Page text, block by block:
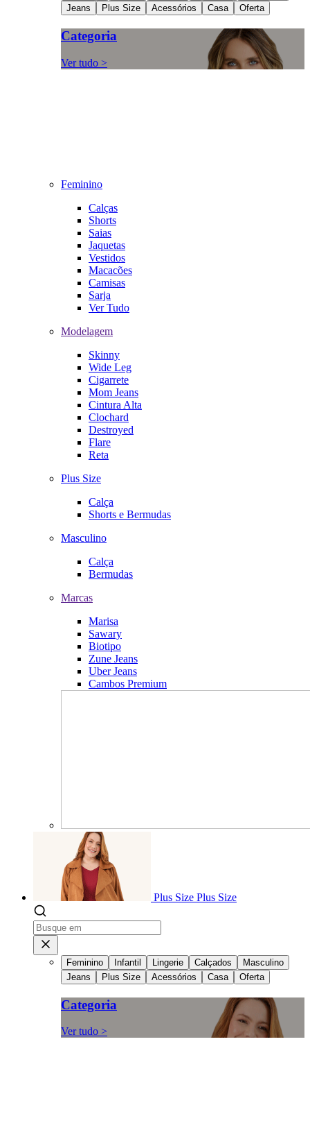
Jeans
Plus Size Acessórios Casa Oferta
Categoria
Ver tudo >
Feminino
Calças
Shorts
Saias
Jaquetas
Vestidos
Macacões
Camisas
Sarja
Ver Tudo
Modelagem
Skinny
Wide Leg
Cigarrete
Mom Jeans
Cintura Alta
Clochard
Destroyed
Flare
Reta
Plus Size
Calça
Shorts e Bermudas
Masculino
Calça
Bermudas
Marcas
Marisa
Sawary
Biotipo
Zune Jeans
Uber Jeans
Cambos Premium
Plus Size Plus Size
Feminino Infantil Lingerie Calçados
Masculino
Jeans
Plus Size Acessórios Casa Oferta
Categoria
Ver tudo >